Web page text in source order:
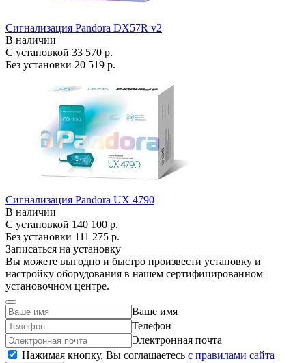
Сигнализация Pandora DX57R v2
В наличии
С установкой 33 570 р.
Без установки 20 519 р.
Сигнализация Pandora UX 4790
В наличии
С установкой 140 100 р.
Без установки 111 275 р.
Записаться на установку
Вы можете выгодно и быстро произвести установку и
настройку оборудования в нашем сертифицированном
установочном центре.
Ваше имя
Телефон
Электронная почта
Нажимая кнопку, Вы соглашаетесь c правилами сайта